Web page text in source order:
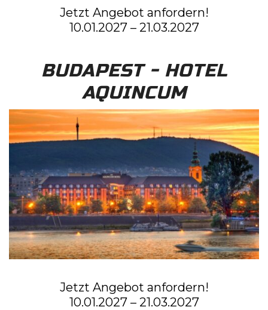
Jetzt Angebot anfordern!
10.01.2027 – 21.03.2027
BUDAPEST - HOTEL
AQUINCUM
Jetzt Angebot anfordern!
10.01.2027 – 21.03.2027